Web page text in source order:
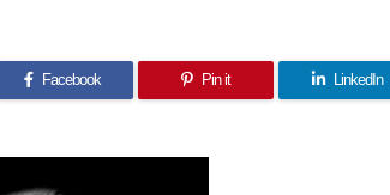
Facebook Pin it LinkedIn